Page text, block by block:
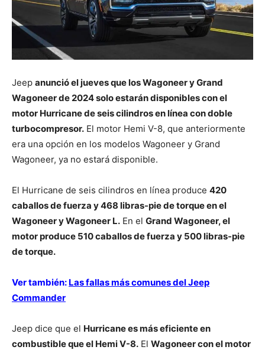
Jeep anunció el jueves que los Wagoneer y Grand
Wagoneer de 2024 solo estarán disponibles con el
motor Hurricane de seis cilindros en línea con doble
turbocompresor. El motor Hemi V-8, que anteriormente
era una opción en los modelos Wagoneer y Grand
Wagoneer, ya no estará disponible.
El Hurricane de seis cilindros en línea produce 420
caballos de fuerza y 468 libras-pie de torque en el
Wagoneer y Wagoneer L. En el Grand Wagoneer, el
motor produce 510 caballos de fuerza y 500 libras-pie
de torque.
Ver también: Las fallas más comunes del Jeep
Commander
Jeep dice que el Hurricane es más eficiente en
combustible que el Hemi V-8. El Wagoneer con el motor